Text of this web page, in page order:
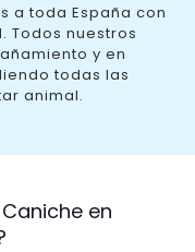
a toda España con
Todos nuestros
y en
todas las
animal.
en